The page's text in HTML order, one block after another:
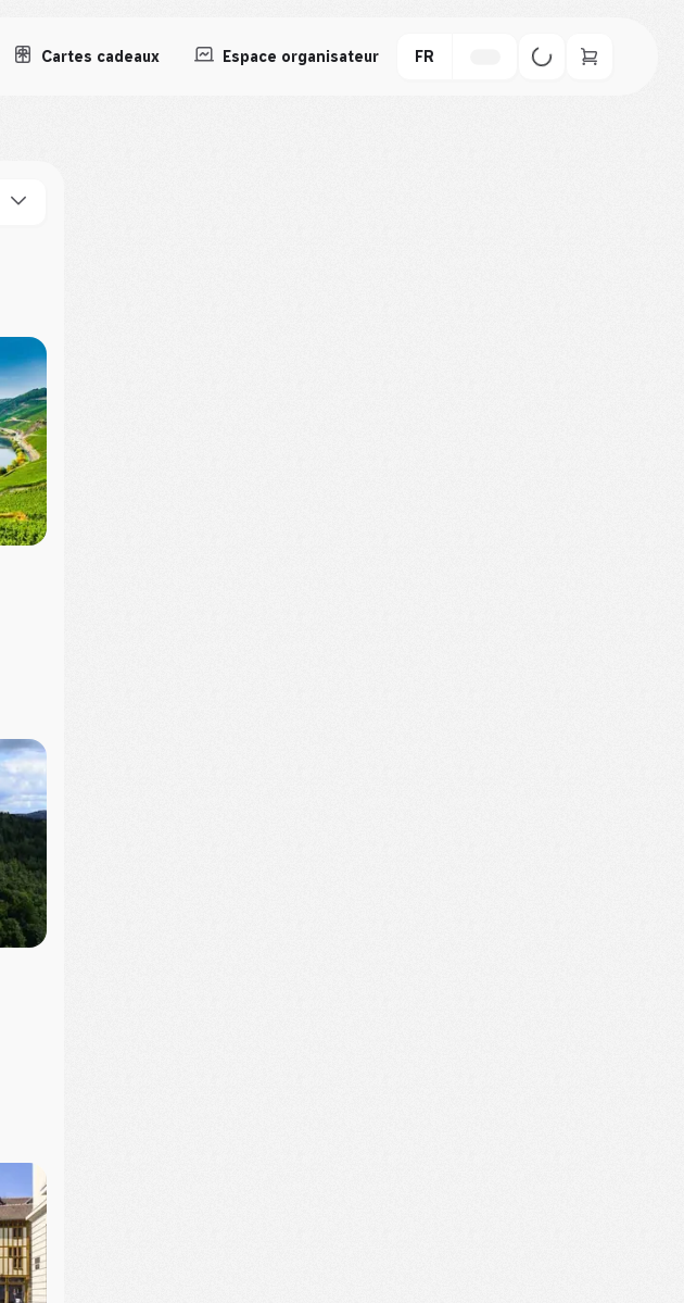
Cartes cadeaux Espace organisateur FR